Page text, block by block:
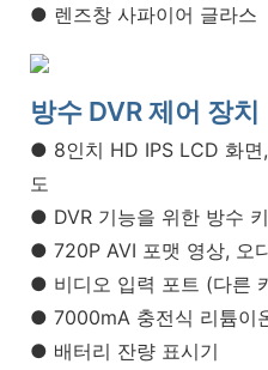
● 렌즈창 사파이어 글라스
방수 DVR 제어 장치
● 8인치 HD IPS LCD 화
도
● DVR 기능을 위한 방수 키
● 720P AVI 포맷 영상, 오
● 비디오 입력 포트 (다른
● 7000mA 충전식 리튬이
● 배터리 잔량 표시기